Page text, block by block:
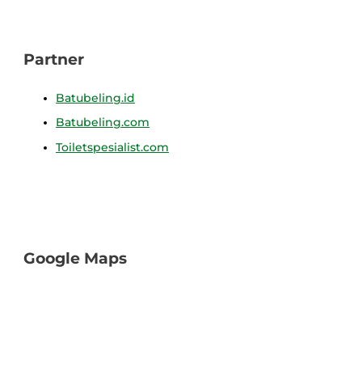
Partner
Batubeling.id
Batubeling.com
Toiletspesialist.com
Google Maps